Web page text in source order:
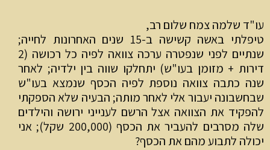
שלמה צמח שלום רב,
טיפלתי באשה קשישה ב-15 שנים האחרונות לחייה;
שנתיים לפני שנפטרה ערכה צוואה לפיה כל רכושה (2
+ מזומן בעו"ש) יתחלקו שווה בין ילדיה; לאחר
כתבה צוואה נוספת לפיה הכסף שנמצא בעו"ש
יעבור אלי לאחר מותה; הבעיה שלא הספקתי
את הצוואה אצל הרשם לענייני ירושה והילדים
שלה מסרבים להעביר את הכסף (200,000 שקל); אני
לתבוע מהם את הכסף?